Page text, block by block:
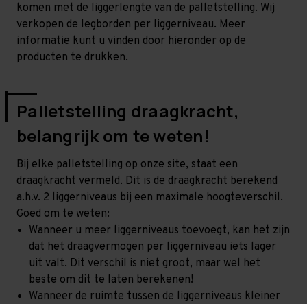
komen met de liggerlengte van de palletstelling. Wij
verkopen de legborden per liggerniveau. Meer
informatie kunt u vinden door hieronder op de
producten te drukken.
Palletstelling draagkracht,
belangrijk om te weten!
Bij elke palletstelling op onze site, staat een
draagkracht vermeld. Dit is de draagkracht berekend
a.h.v. 2 liggerniveaus bij een maximale hoogteverschil.
Goed om te weten:
Wanneer u meer liggerniveaus toevoegt, kan het zijn
dat het draagvermogen per liggerniveau iets lager
uit valt. Dit verschil is niet groot, maar wel het
beste om dit te laten berekenen!
Wanneer de ruimte tussen de liggerniveaus kleiner